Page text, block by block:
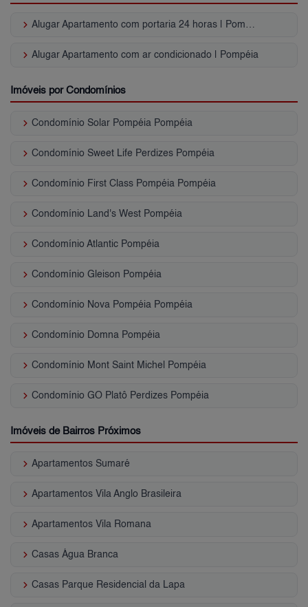
keyboard_arrow_right Alugar Apartamento com portaria 24 horas | Pompéia
keyboard_arrow_right Alugar Apartamento com ar condicionado | Pompéia
Imóveis por Condomínios
keyboard_arrow_right Condomínio Solar Pompéia Pompéia
keyboard_arrow_right Condomínio Sweet Life Perdizes Pompéia
keyboard_arrow_right Condomínio First Class Pompéia Pompéia
keyboard_arrow_right Condomínio Land's West Pompéia
keyboard_arrow_right Condomínio Atlantic Pompéia
keyboard_arrow_right Condomínio Gleison Pompéia
keyboard_arrow_right Condomínio Nova Pompéia Pompéia
keyboard_arrow_right Condomínio Domna Pompéia
keyboard_arrow_right Condomínio Mont Saint Michel Pompéia
keyboard_arrow_right Condomínio GO Platô Perdizes Pompéia
Imóveis de Bairros Próximos
keyboard_arrow_right Apartamentos Sumaré
keyboard_arrow_right Apartamentos Vila Anglo Brasileira
keyboard_arrow_right Apartamentos Vila Romana
keyboard_arrow_right Casas Água Branca
keyboard_arrow_right Casas Parque Residencial da Lapa